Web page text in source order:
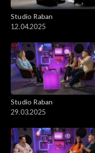
Studio Raban
12.04.2025
Studio Raban
29.03.2025